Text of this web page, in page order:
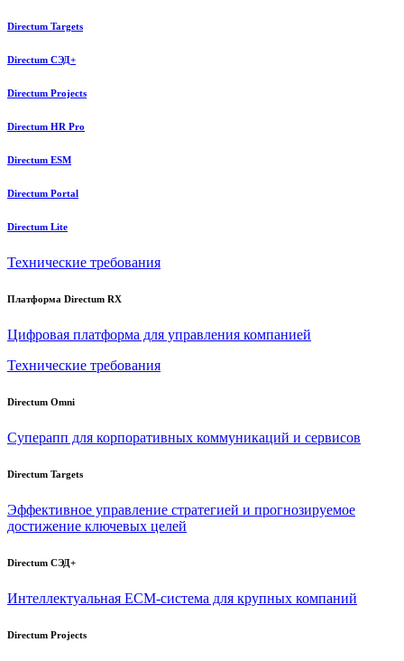
Directum Targets
Directum СЭД+
Directum Projects
Directum HR Pro
Directum ESM
Directum Portal
Directum Lite
Технические требования
Платформа Directum RX
Цифровая платформа для управления компанией
Технические требования
Directum Omni
Суперапп для корпоративных коммуникаций и сервисов
Directum Targets
Эффективное управление стратегией и прогнозируемое
достижение ключевых целей
Directum СЭД+
Интеллектуальная ECM-система для крупных компаний
Directum Projects